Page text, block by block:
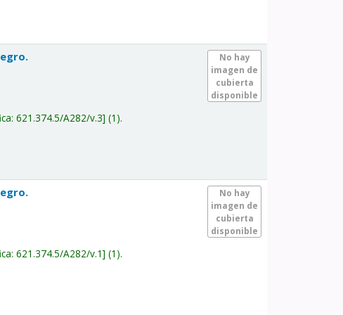
No hay
imagen de
cubierta
disponible
621.374.5/A282/v.3 (1).
No hay
imagen de
cubierta
disponible
621.374.5/A282/v.1 (1).